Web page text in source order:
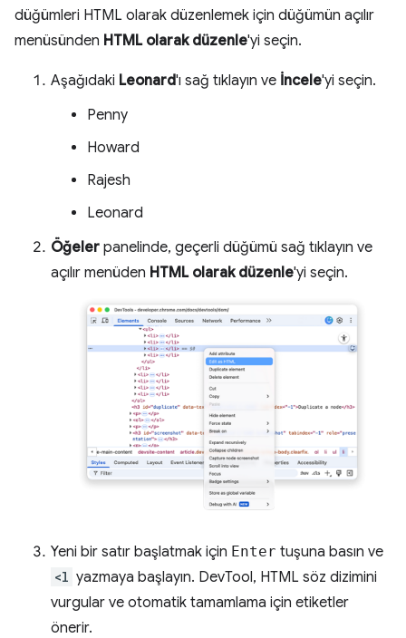
düğümleri HTML olarak düzenlemek için düğümün açılır
menüsünden HTML olarak düzenle'yi seçin.
Aşağıdaki Leonard'ı sağ tıklayın ve İncele'yi seçin.
Penny
Howard
Rajesh
Leonard
Öğeler panelinde, geçerli düğümü sağ tıklayın ve
açılır menüden HTML olarak düzenle'yi seçin.
Yeni bir satır başlatmak için Enter tuşuna basın ve
<l yazmaya başlayın. DevTool, HTML söz dizimini
vurgular ve otomatik tamamlama için etiketler
önerir.